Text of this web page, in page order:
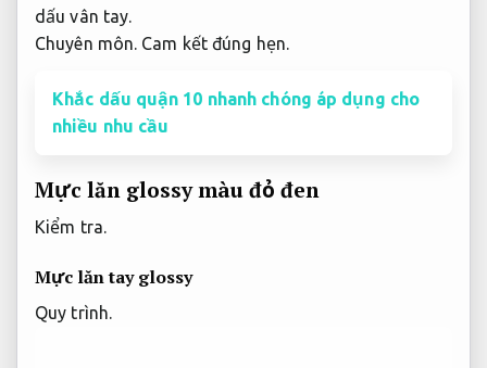
dấu vân tay.
Chuyên môn. Cam kết đúng hẹn.
Khắc dấu quận 10 nhanh chóng áp dụng cho
nhiều nhu cầu
Mực lăn glossy màu đỏ đen
Kiểm tra.
Mực lăn tay glossy
Quy trình.